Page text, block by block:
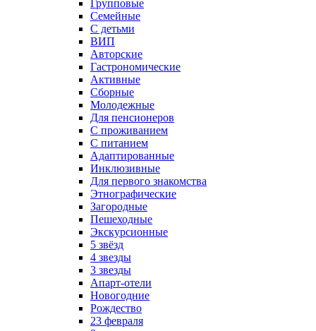
Групповые
Семейные
С детьми
ВИП
Авторские
Гастрономические
Активные
Сборные
Молодежные
Для пенсионеров
С проживанием
С питанием
Адаптированные
Инклюзивные
Для первого знакомства
Этнографические
Загородные
Пешеходные
Экскурсионные
5 звёзд
4 звезды
3 звезды
Апарт-отели
Новогодние
Рождество
23 февраля